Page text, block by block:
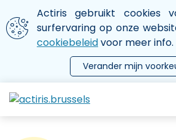
Aller au contenu principal
We gebruiken cookies
Actiris gebruikt cookies
surfervaring op onze
cookiebeleidvoor meer info.
Verander mijn
le menu